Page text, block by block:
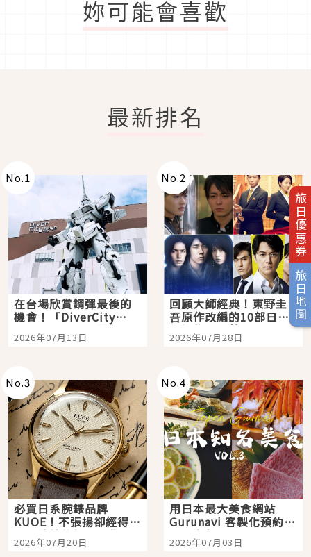
旅日優惠券
旅日地圖
妳可能會喜歡
最新排名
No.1
在台場欣賞鋼彈最後的
機會！「DiverCity
Tokyo Plaza」搭船、
購物、美食及夜景，一
2026年07月13日
No.2
回顧大師經典！東野圭
吾原作改編的10部日本
影視作品推薦
2026年07月28日
No.3
必買日系腕錶品牌
KUOE！不張揚卻經得起
時間洗鍊的經典之作五
選
2026年07月20日
No.4
用日本最大美食網站
Gurunavi 客製化預約九
大都市餐廳，打造專屬
美食體驗！
2026年07月03日